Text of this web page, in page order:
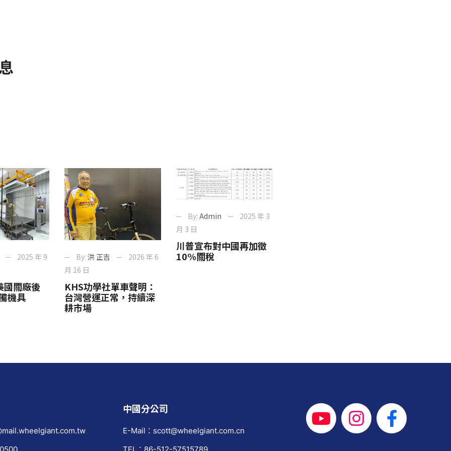
2025 年 9
國關廠後
機具
By:洪 正吉
2026 年 6
月 16 日
KHS功學社單車聲明：
台灣營運正常，持續深
耕市場
By: Admin
2025 年 3
月 3 日
川普宣布對中國再加徵
10%關稅
中國分公司
E-Mail：scott@wheelgiant.com.cn